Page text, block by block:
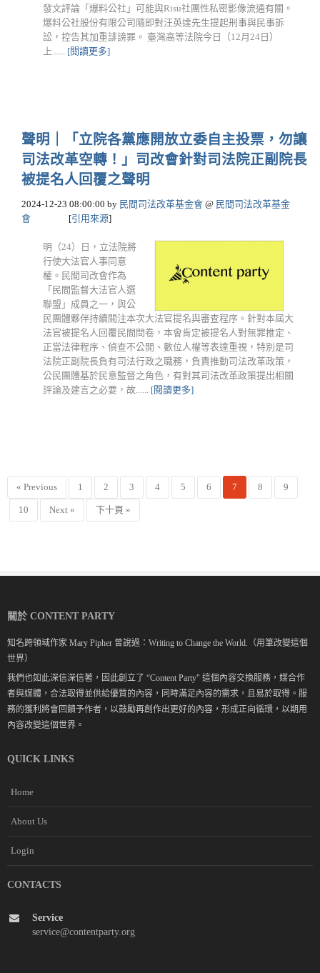
發文評論「爆料公社」可能與Risu社團性私密影像流通有關。
爆料公社股份有限公司隨即對汪英達先生提起刑事與民事訴
訟，控告其加重誹謗罪。 臺灣高等法院今日（12月24日）
上...... [閱讀更多]
聲明｜「立院各黨應開放立委自主投票，勿讓
司法改革空轉！」司改會針對司法院正副院長
被提名人回覆之聲明
2024-12-23 08:00:00 by 民間司法改革基金會 @ 民間司法改革基金
會
[引用來源]
明（24）日，立法院將
行使大法官人事同意
權。民間司改會作為
「民間監督大法官人選
聯盟」成員之一，與公
民團體夥伴持續關注本次大法官提名與審查程序。針對本屆大
法官被提名人回覆民間問卷，本會肯定被提名人對無罪推定、
正當法律程序、偵查不公開、數位人權等表達重視，特別是司
法院正副院長負有司法行政之職務，負責推動司法改革政策，
公民團體基於民意監督之角色，有對其司法改革政策提出相關
評論及建言之必要，故...... [閱讀更多]
« Previous 1 2 3 4 5 6 7 8 9
10 Next » 下十頁 »
關於 CONTENT PARTY
知名跨領域作家 Mary Pipher 曾說過：Writing to Change the World.（用筆改變這個
世界）
我們也如此深信深信著，因此創立了 “Content Party" 這個內容交換服務，媒合作
者與媒體，合法取得並供給優質的內容，同時滿足內容的需求，且易於取得。服
務的獲利將會回饋予作者，以鼓勵再創作出更好的內容，形成正向循環，以期用
內容改變這個世界。
QUICK LINKS
Home
About Us
Login
CONTACTS
Service
service@contentparty.org